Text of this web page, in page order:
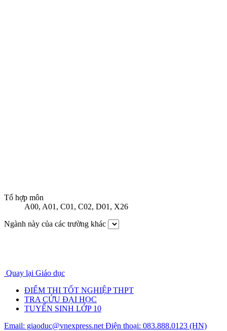
Tổ hợp môn
A00, A01, C01, C02, D01, X26
Ngành này của các trường khác
Quay lại Giáo dục
ĐIỂM THI TỐT NGHIỆP THPT
TRA CỨU ĐẠI HỌC
TUYỂN SINH LỚP 10
Email: giaoduc@vnexpress.netĐiện thoại: 083.888.0123 (HN)